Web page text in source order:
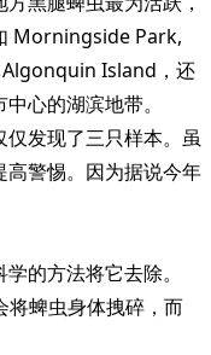
Morningside Park,
Island，还
心的湖滨地带。
发现了三只样本。虽
警惕。因为据说今年
的方法将它去除。
蜱虫身体拽碎，而